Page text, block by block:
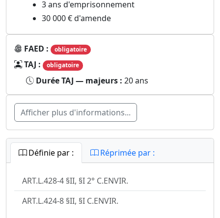
3 ans d'emprisonnement
30 000 € d'amende
FAED : obligatoire
TAJ : obligatoire
Durée TAJ — majeurs : 20 ans
Afficher plus d'informations...
Définie par : Réprimée par :
ART.L.428-4 §II, §I 2° C.ENVIR.
ART.L.424-8 §II, §I C.ENVIR.